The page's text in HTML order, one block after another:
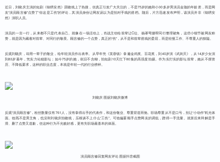
近日，刘晓庆主演的短剧《锦绣安然》因吻戏上了热搜，但真正引发广大关注的，不是75岁的她和小30多岁男演员金珈的年龄差，而是网
友“演员顾言修”点赞了“你这是工伤”的评论，其演员身份让网友误以为是拍对手戏的搭档。随后，片方迅速发布声明，该演员并非《锦绣安
然》演职人员。
演员的一言一行，从来都不只是代表自己。就像在一场活动上，肖战主动给前辈让C位、杨幂弯腰帮同行整理裙角，这些小细节被网友称
赞，就是因为藏着对前辈、对同行的敬畏。顾言修的一个点赞，真正的“伤”，从不是和前辈搭戏的委屈，而是轻慢工作、不尊重人的狭隘。
反观刘晓庆，却用一辈子的敬业，给年轻演员作出表率。从早年凭《芙蓉镇》拿遍金鸡奖、百花奖，到40岁演《武则天》，从14岁少女演
到83岁暮年，凭实力站稳影坛；如今75岁的她，依旧不含糊，拍短剧10天扛下80集的高强度拍摄。作为实打实的影坛前辈，她从不摆资
历、不降低要求，这样的职业态度，本就是年轻一代的行业榜样。
刘晓庆 图据刘晓庆微博
反观“演员顾言修”，粉丝数量仅有761人，没有拿得出手的代表作，和这份敬业、尊重背道而驰。职场尊重从不是口号，别让“小动作”耗光体
面。他既不是男主角，也没和刘晓庆拍吻戏，压根谈不上什么“工伤”。可他偏要顺手点赞网友的调侃，蹭得一手流量。就算后来辩解是手
滑、删了点赞又道歉，但这种行为不光败好感，更有失职场最基本的体面。
演员顾言修回复网友评论 图据抖音截图